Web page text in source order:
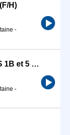
H)
-
Préparateur de commandes CACES 1B et 5 (H/F)
-